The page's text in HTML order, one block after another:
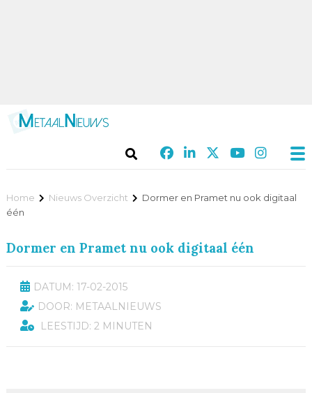
Home Nieuws Overzicht
Dormer en Pramet nu ook digitaal
één
Dormer en Pramet nu ook digitaal één
DATUM: 17-02-2015
DOOR: METAALNIEUWS
LEESTIJD: 2 MINUTEN